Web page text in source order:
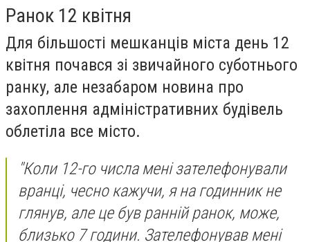
Ранок 12 квітня
Для більшості мешканців міста день 12
квітня почався зі звичайного суботнього
ранку, але незабаром новина про
захоплення адміністративних будівель
облетіла все місто.
"Коли 12-го числа мені зателефонували
вранці, чесно кажучи, я на годинник не
глянув, але це був ранній ранок, може,
близько 7 години. Зателефонував мені